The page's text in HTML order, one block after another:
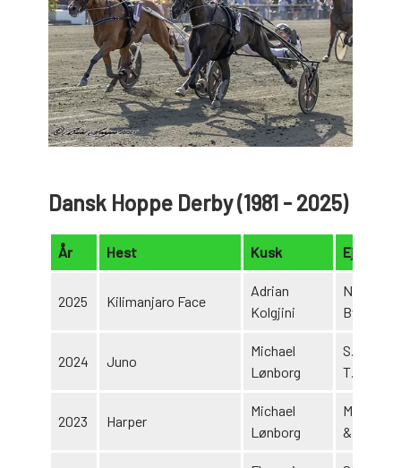
Dansk Hoppe Derby (1981 - 2025)
År Hest Kusk Ejer
2025 Kilimanjaro Face
Adrian
Kolgjini
Byggm.
2024 Juno
Michael
Lønborg
S. B.
T. Hansen
2023 Harper
Michael
Lønborg
M.
& S. Holst